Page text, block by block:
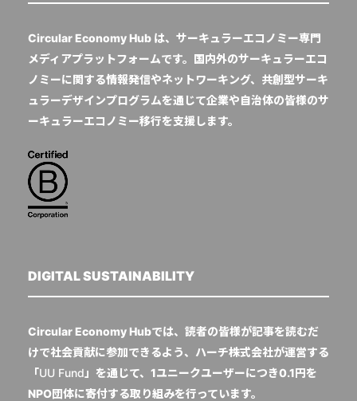
Circular Economy Hub は、サーキュラーエコノミー専門
メディアプラットフォームです。国内外のサーキュラーエコ
ノミーに関する情報発信やネットワーキング、共創型サーキ
ュラーデザインプログラムを通じて企業や自治体の皆様のサ
ーキュラーエコノミー移行を支援します。
DIGITAL SUSTAINABILITY
Circular Economy Hubでは、読者の皆様が記事を読むだ
けで社会貢献に参加できるよう、ハーチ株式会社が運営する
「UU Fund 」を通じて、1ユニークユーザーにつき0.1円を
NPO団体に寄付する取り組みを行っています。